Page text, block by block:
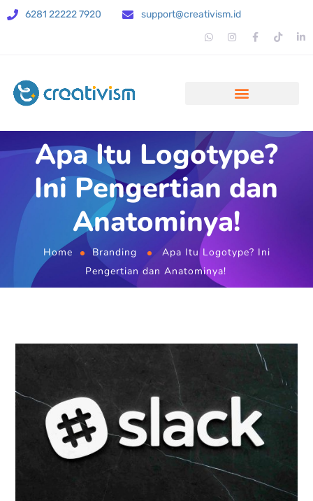
6281 22222 7920 support@creativism.id
Apa Itu Logotype?
Ini Pengertian dan
Anatominya!
Home Branding
Apa Itu Logotype? Ini
Pengertian dan Anatominya!